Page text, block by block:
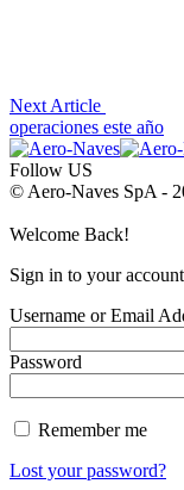
Next Article
operaciones este año
Follow US
© Aero-Naves SpA -
Welcome Back!
Sign in to your account
Username or Email
Password
Remember me
Lost your password?